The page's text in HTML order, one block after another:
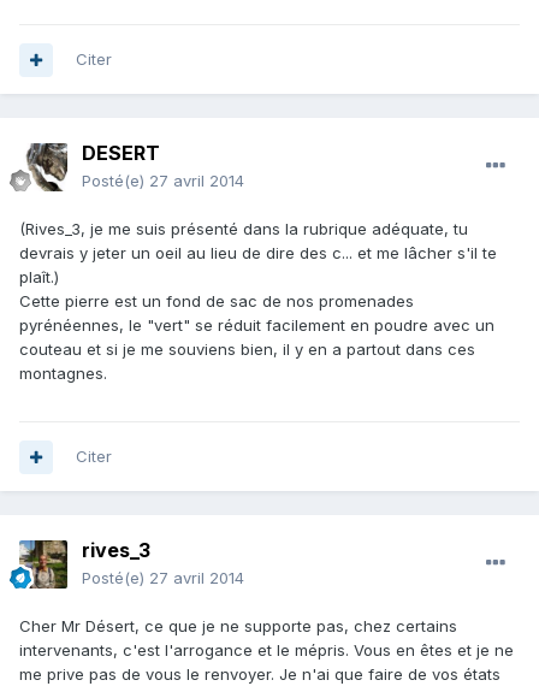
Citer
DESERT
Posté(e) 27 avril 2014
(Rives_3, je me suis présenté dans la rubrique adéquate, tu
devrais y jeter un oeil au lieu de dire des c... et me lâcher s'il te
plaît.)
Cette pierre est un fond de sac de nos promenades
pyrénéennes, le "vert" se réduit facilement en poudre avec un
couteau et si je me souviens bien, il y en a partout dans ces
montagnes.
Citer
rives_3
Posté(e) 27 avril 2014
Cher Mr Désert, ce que je ne supporte pas, chez certains
intervenants, c'est l'arrogance et le mépris. Vous en êtes et je ne
me prive pas de vous le renvoyer. Je n'ai que faire de vos états